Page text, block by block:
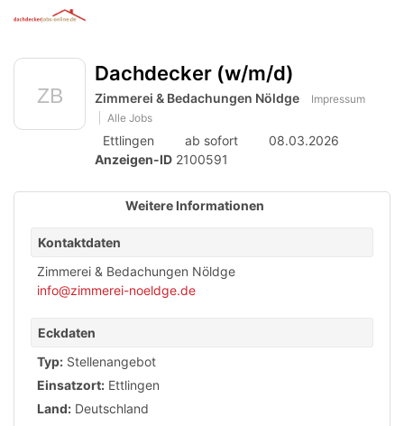
Accessibility
Navigation
Inhalt
von
mobilem
Endgerät
Dachdecker (w/m/d)
Zimmerei & Bedachungen Nöldge
Impressum
Alle Jobs
Ettlingen ab sofort
08.03.2026
Anzeigen-ID 2100591
Weitere Informationen
Kontaktdaten
Zimmerei & Bedachungen Nöldge
info@zimmerei-noeldge.de
Eckdaten
Typ: Stellenangebot
Einsatzort: Ettlingen
Land: Deutschland